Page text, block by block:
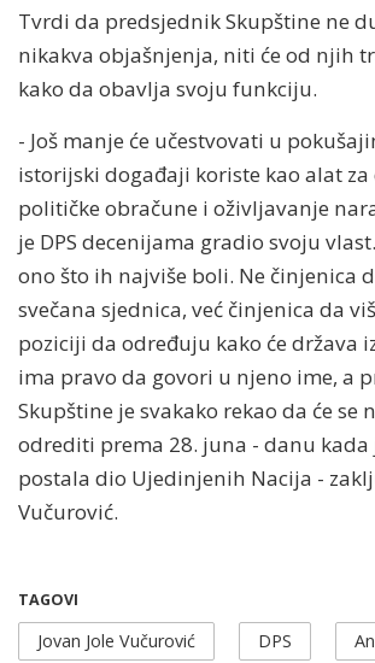
Tvrdi da predsjednik Skupštine ne
nikakva objašnjenja, niti će od njih
kako da obavlja svoju funkciju.
- Još manje će učestvovati u
istorijski događaji koriste kao alat za
političke obračune i oživljavanje
je DPS decenijama gradio svoju
ono što ih najviše boli. Ne činjenica
svečana sjednica, već činjenica da
poziciji da određuju kako će država
ima pravo da govori u njeno ime, a
Skupštine je svakako rekao da će se
odrediti prema 28. juna - danu kada
postala dio Ujedinjenih Nacija -
Vučurović.
TAGOVI
Jovan Jole Vučurović DPS